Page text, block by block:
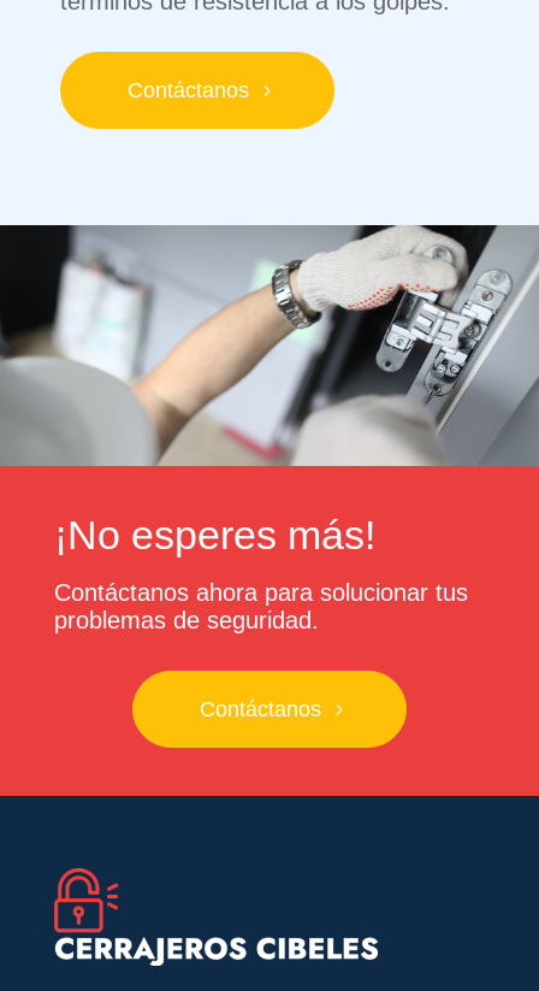
Contáctanos
¡No esperes más!
Contáctanos ahora para solucionar tus
problemas de seguridad.
Contáctanos